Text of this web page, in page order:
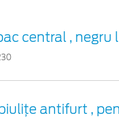
central , negru
antifurt ,